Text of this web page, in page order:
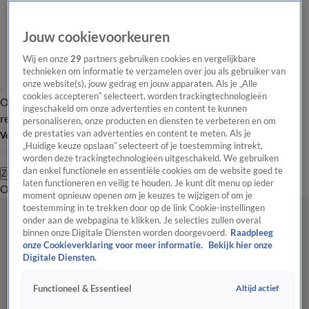
Overzicht Laatste nieuws Regionieuws Het beste van Hart
Tip de
redactie
Volg Hart van Nederland
Zoeken
OverzichtRegioUitzendingenWeerTip de redactiePanelVideo's
Jouw cookievoorkeuren
Wij en onze29 partners gebruiken cookies en vergelijkbare
technieken om informatie te verzamelen over jou als gebruiker van
onze website(s), jouw gedrag en jouw apparaten. Als je „Alle
cookies accepteren” selecteert, worden trackingtechnologieën
ingeschakeld om onze advertenties en content te kunnen
personaliseren, onze producten en diensten te verbeteren en om
de prestaties van advertenties en content te meten. Als je
„Huidige keuze opslaan” selecteert of je toestemming intrekt,
worden deze trackingtechnologieën uitgeschakeld. We gebruiken
dan enkel functionele en essentiële cookies om de website goed te
laten functioneren en veilig te houden. Je kunt dit menu op ieder
moment opnieuw openen om je keuzes te wijzigen of om je
toestemming in te trekken door op de link Cookie-instellingen
onder aan de webpagina te klikken. Je selecties zullen overal
binnen onze Digitale Diensten worden doorgevoerd. Raadpleeg
onze Cookieverklaring voor meer informatie.
Bekijk hier onze
Digitale Diensten.
Functioneel & Essentieel Altijd actief